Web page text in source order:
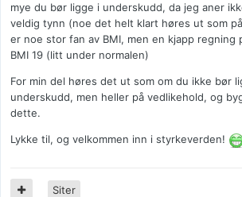
mye du bør ligge i underskudd, da jeg aner
veldig tynn (noe det helt klart høres ut som
er noe stor fan av BMI, men en kjapp regning
BMI 19 (litt under normalen)
For min del høres det ut som om du ikke bør
underskudd, men heller på vedlikehold, og
dette.
Lykke til, og velkommen inn i styrkeverden!
Siter